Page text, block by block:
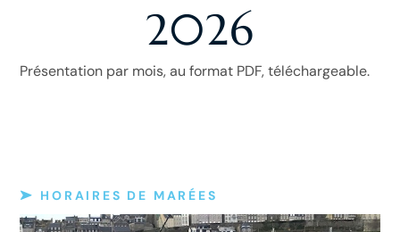
2026
Présentation par mois, au format PDF, téléchargeable.
HORAIRES DE MARÉES